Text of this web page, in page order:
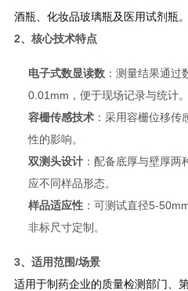
酒瓶、化妆品玻璃瓶及医用试剂瓶。
2、核心技术特点
电子式数显读数：测量结果通过
0.01mm，便于现场记录与统计。
容栅传感技术：采用容栅位移传
性的影响。
双测头设计：配备底厚与壁厚两
应不同样品形态。
样品适应性：可测试直径5-
非标尺寸定制。
3、适用范围/场景
适用于制药企业的质量检测部门、